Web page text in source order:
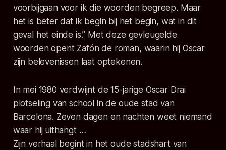
voorbijgaan voor ik die woorden begreep. Maar
het is beter dat ik begin bij het begin, wat in dit
geval het einde is.” Met deze gevleugelde
woorden opent Zafón de roman, waarin hij Oscar
zijn belevenissen laat optekenen.
In mei 1980 verdwijnt de 15-jarige Oscar Drai
plotseling van school in de oude stad van
Barcelona. Zeven dagen en nachten weet niemand
waar hij uithangt …
Zijn verhaal begint in het oude stadshart van